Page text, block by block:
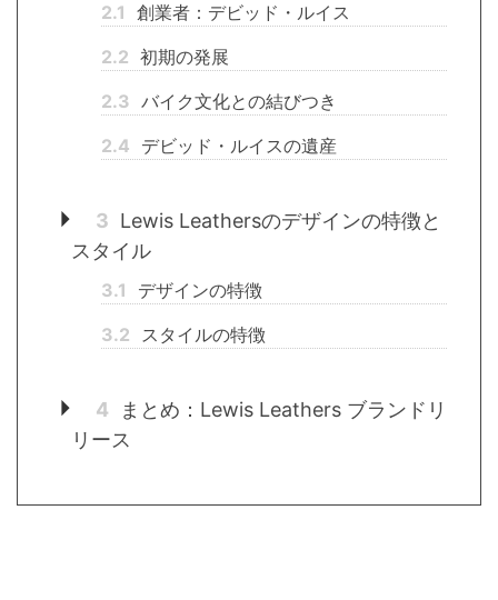
2.1 創業者：デビッド・ルイス
2.2 初期の発展
2.3 バイク文化との結びつき
2.4 デビッド・ルイスの遺産
3 Lewis Leathersのデザインの特徴と
スタイル
3.1
デザインの特徴
3.2 スタイルの特徴
4
まとめ：Lewis Leathers ブランドリ
リース